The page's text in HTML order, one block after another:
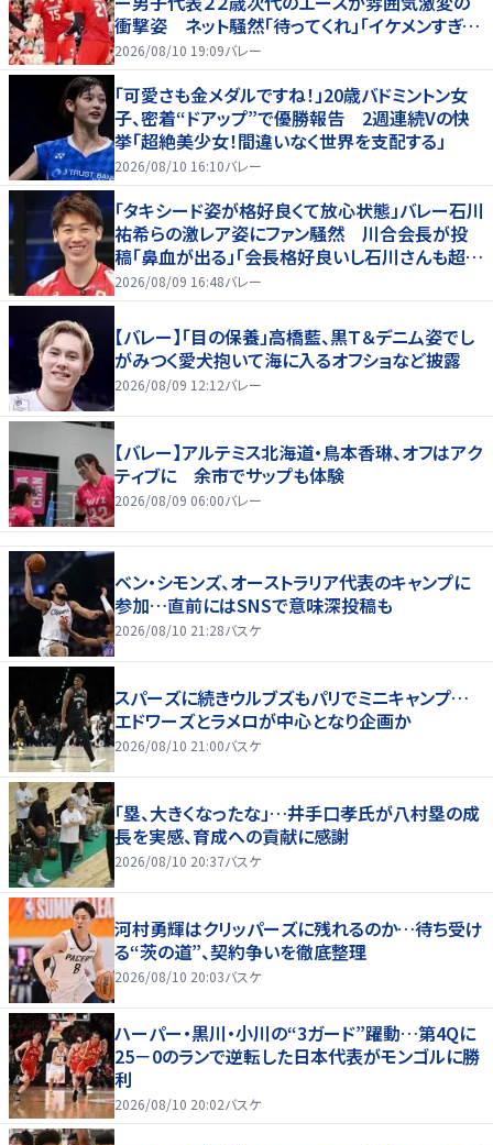
衝撃姿 ネット騒然「待ってくれ」「イケメンすぎる
から話はいってこない」
2026/08/10 19:09バレー
「可愛さも金メダルですね！」20歳バドミントン女
子、密着“ドアップ”で優勝報告 2週連続Vの快
挙「超絶美少女！間違いなく世界を支配する」
2026/08/10 16:10バレー
「タキシード姿が格好良くて放心状態」バレー石川
祐希らの激レア姿にファン騒然 川合会長が投
稿「鼻血が出る」「会長格好良いし石川さんも超格
好いい」
2026/08/09 16:48バレー
【バレー】「目の保養」高橋藍、黒Ｔ＆デニム姿でし
がみつく愛犬抱いて海に入るオフショなど披露
2026/08/09 12:12バレー
【バレー】アルテミス北海道・鳥本香琳、オフはアク
ティブに 余市でサップも体験
2026/08/09 06:00バレー
ベン・シモンズ、オーストラリア代表のキャンプに
参加…直前にはSNSで意味深投稿も
2026/08/10 21:28バスケ
スパーズに続きウルブズもパリでミニキャンプ…
エドワーズとラメロが中心となり企画か
2026/08/10 21:00バスケ
「塁、大きくなったな」…井手口孝氏が八村塁の成
長を実感、育成への貢献に感謝
2026/08/10 20:37バスケ
河村勇輝はクリッパーズに残れるのか…待ち受け
る“茨の道”、契約争いを徹底整理
2026/08/10 20:03バスケ
ハーパー・黒川・小川の“3ガード”躍動…第4Qに
25－0のランで逆転した日本代表がモンゴルに勝
利
2026/08/10 20:02バスケ